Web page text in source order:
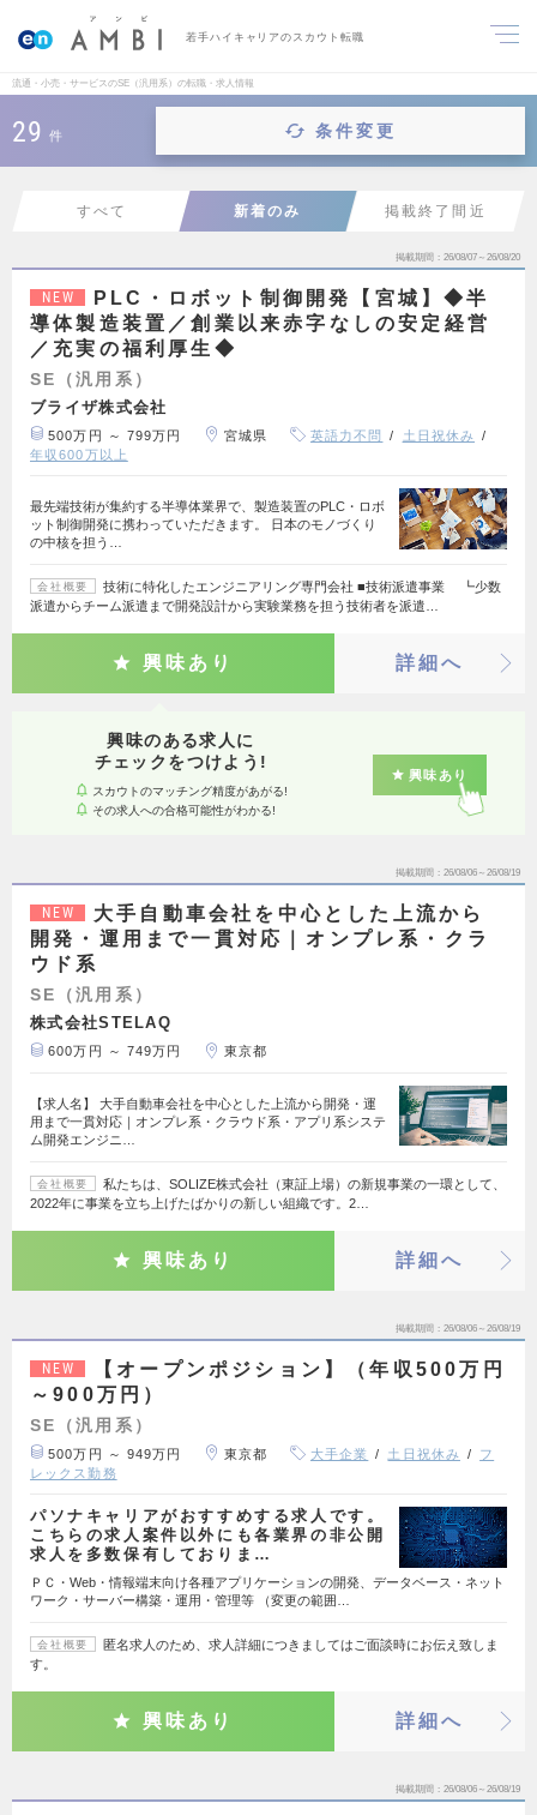
若手ハイキャリアのスカウト転職
流通・小売・サービスのSE（汎用系）の転職・求人情報
29 件 条件変更
すべて 新着のみ 掲載終了間近
掲載期間 26/08/07～26/08/20
NEW
PLC・ロボット制御開発【宮城】◆半
導体製造装置／創業以来赤字なしの安定経営
／充実の福利厚生◆
SE（汎用系）
ブライザ株式会社
500万円 ～ 799万円 宮城県 英語力不問
土日祝休み
年収600万以上
最先端技術が集約する半導体業界で、製造装置のPLC・ロボ
ット制御開発に携わっていただきます。 日本のモノづくり
の中核を担う…
会社概要
技術に特化したエンジニアリング専門会社 ■技術派遣事業 ┗少数
派遣からチーム派遣まで開発設計から実験業務を担う技術者を派遣…
興味あり 詳細へ
興味のある求人に
チェックをつけよう!
スカウトのマッチング精度があがる!
その求人への合格可能性がわかる!
興味あり
掲載期間 26/08/06～26/08/19
NEW
大手自動車会社を中心とした上流から
開発・運用まで一貫対応｜オンプレ系・クラ
ウド系
SE（汎用系）
株式会社STELAQ
600万円 ～ 749万円 東京都
【求人名】 大手自動車会社を中心とした上流から開発・運
用まで一貫対応｜オンプレ系・クラウド系・アプリ系システ
ム開発エンジニ…
会社概要
私たちは、SOLIZE株式会社（東証上場）の新規事業の一環として、
2022年に事業を立ち上げたばかりの新しい組織です。2…
興味あり 詳細へ
掲載期間 26/08/06～26/08/19
NEW
【オープンポジション】（年収500万円
～900万円）
SE（汎用系）
500万円 ～ 949万円 東京都 大手企業 土日祝休み
フ
レックス勤務
パソナキャリアがおすすめする求人です。
こちらの求人案件以外にも各業界の非公開
求人を多数保有しておりま…
ＰＣ・Web・情報端末向け各種アプリケーションの開発、データベース・ネット
ワーク・サーバー構築・運用・管理等 （変更の範囲…
会社概要
匿名求人のため、求人詳細につきましてはご面談時にお伝え致しま
す。
興味あり 詳細へ
掲載期間 26/08/06～26/08/19